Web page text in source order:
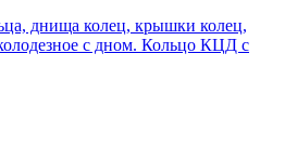
днища колец, крышки колец,
с дном. Кольцо КЦД с